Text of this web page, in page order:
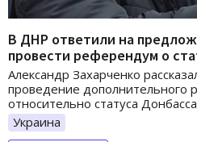
В ДНР ответили на
провести референдум о
Александр Захарченко
проведение дополнительного
относительно статуса
Украина